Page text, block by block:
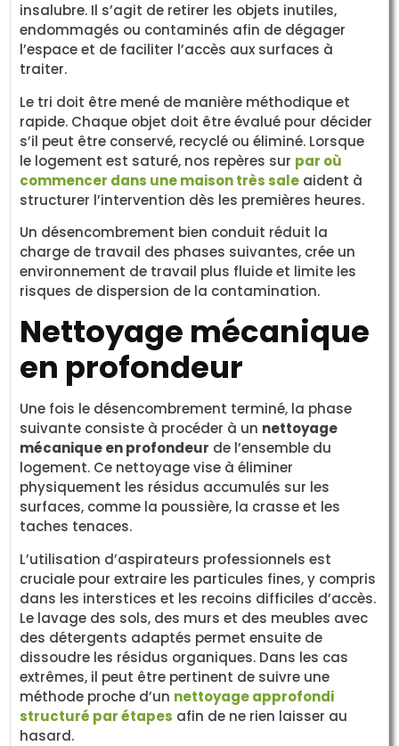
insalubre. Il s’agit de retirer les objets inutiles,
endommagés ou contaminés afin de dégager
l’espace et de faciliter l’accès aux surfaces à
traiter.
Le tri doit être mené de manière méthodique et
rapide. Chaque objet doit être évalué pour décider
s’il peut être conservé, recyclé ou éliminé. Lorsque
le logement est saturé, nos repères sur par où
commencer dans une maison très sale aident à
structurer l’intervention dès les premières heures.
Un désencombrement bien conduit réduit la
charge de travail des phases suivantes, crée un
environnement de travail plus fluide et limite les
risques de dispersion de la contamination.
Nettoyage mécanique
en profondeur
Une fois le désencombrement terminé, la phase
suivante consiste à procéder à un nettoyage
mécanique en profondeur de l’ensemble du
logement. Ce nettoyage vise à éliminer
physiquement les résidus accumulés sur les
surfaces, comme la poussière, la crasse et les
taches tenaces.
L’utilisation d’aspirateurs professionnels est
cruciale pour extraire les particules fines, y compris
dans les interstices et les recoins difficiles d’accès.
Le lavage des sols, des murs et des meubles avec
des détergents adaptés permet ensuite de
dissoudre les résidus organiques. Dans les cas
extrêmes, il peut être pertinent de suivre une
méthode proche d’un nettoyage approfondi
structuré par étapes afin de ne rien laisser au
hasard.